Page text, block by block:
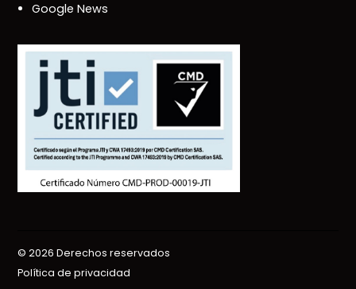
Google News
© 2026 Derechos reservados
Política de privacidad